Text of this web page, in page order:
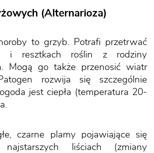
(Alternarioza)
to grzyb. Potrafi przetrwać
i resztkach roślin z rodziny
Mogą go także przenosić wiatr
rozwija się szczególnie
jest ciepła (temperatura 20-
czarne plamy pojawiające się
liściach (zmiany